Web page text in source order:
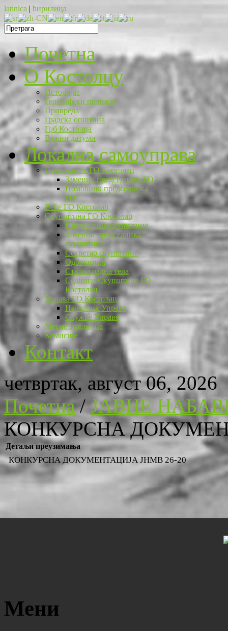
latinica | ћирилица
Почетна
O Костолцу
Историјат
Географски положај
Привреда
Градска општина
Грб Костолца
Важни датуми
Локална самоуправа
Председник ГО Костолац
Заменик председника ГО
Помоћник председника
ГО
Веће ГО Костолац
Скупштина ГО Костолац
Председник скупштине
Заменик председника
скупштине
Секретар скупштине
Одборници
Стална радна тела
Седнице Скупштине ГО
Костолац
Управа ГО Костолац
Начелник Управе
Службе Управе
Месне заједнице
Комисије
Контакт
четвртак, август 06, 2026
Почетна/ЈАВНЕ
КОНКУРСНА
Детаљи преузимања
КОНКУРСНА ДОКУМЕНТАЦИЈА ЈНМВ 26-20
Мени